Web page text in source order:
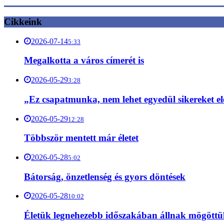
Cikkeink
2026-07-145:33
Megalkotta a város címerét is
2026-05-293:28
„Ez csapatmunka, nem lehet egyedül sikereket
2026-05-2912:28
Többször mentett már életet
2026-05-285:02
Bátorság, önzetlenség és gyors döntések
2026-05-2810:02
Életük legnehezebb időszakában állnak